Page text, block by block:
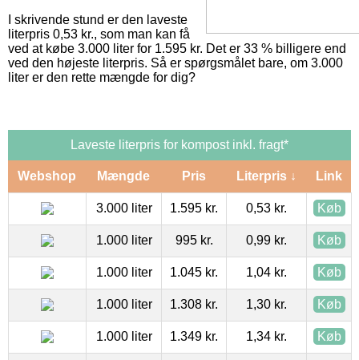
I skrivende stund er den laveste
literpris 0,53 kr., som man kan få
ved at købe 3.000 liter for 1.595 kr. Det er 33 % billigere end
ved den højeste literpris. Så er spørgsmålet bare, om 3.000
liter er den rette mængde for dig?
Laveste literpris for kompost inkl. fragt*
Webshop Mængde Pris Literpris ↓ Link
3.000 liter 1.595 kr. 0,53 kr. Køb
1.000 liter 995 kr. 0,99 kr. Køb
1.000 liter 1.045 kr. 1,04 kr. Køb
1.000 liter 1.308 kr. 1,30 kr. Køb
1.000 liter 1.349 kr. 1,34 kr. Køb